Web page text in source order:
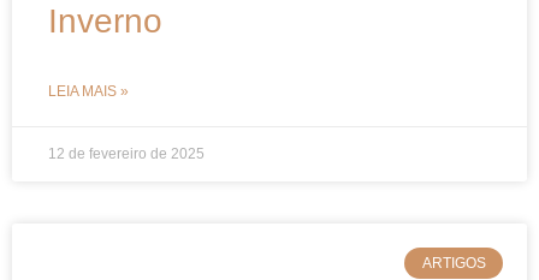
Inverno
LEIA MAIS »
12 de fevereiro de 2025
ARTIGOS